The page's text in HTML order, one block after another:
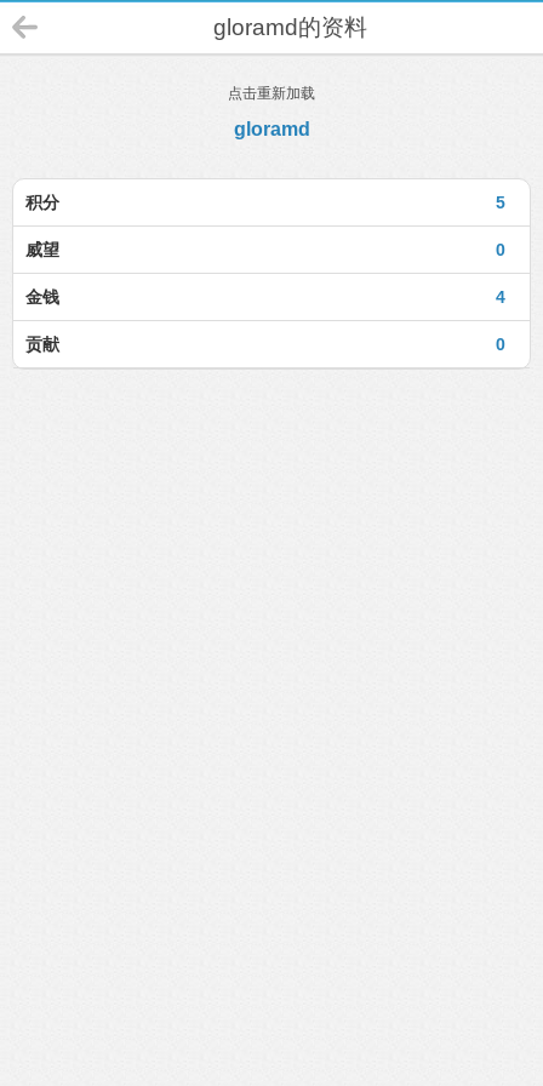
gloramd的资料
点击重新加载
gloramd
5
积分
0
威望
4
金钱
0
贡献